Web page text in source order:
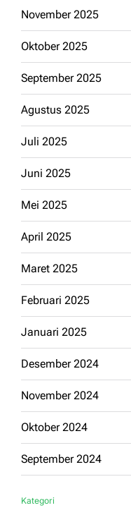
November 2025
Oktober 2025
September 2025
Agustus 2025
Juli 2025
Juni 2025
Mei 2025
April 2025
Maret 2025
Februari 2025
Januari 2025
Desember 2024
November 2024
Oktober 2024
September 2024
Kategori